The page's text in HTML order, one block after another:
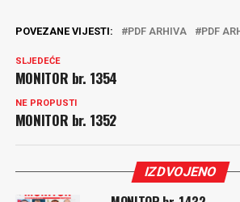
POVEZANE VIJESTI: PDF ARHIVA PDF
SLJEDEĆE
MONITOR br. 1354
NE PROPUSTI
MONITOR br. 1352
IZDVOJENO